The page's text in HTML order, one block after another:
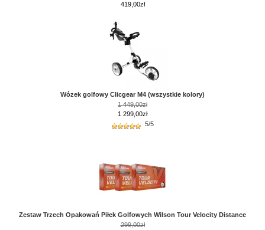
419,00zł
Wózek golfowy Clicgear M4 (wszystkie kolory)
1 449,00zł
1 299,00zł
5/5
Zestaw Trzech Opakowań Piłek Golfowych Wilson Tour Velocity Distance
299,00zł